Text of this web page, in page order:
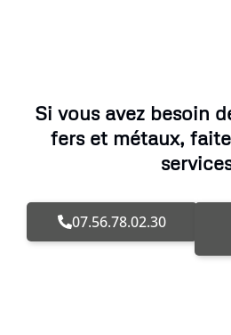
Si vous avez besoin
fers et métaux,
07.56.78.02.30